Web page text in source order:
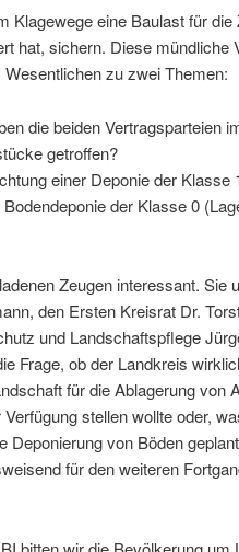
Klagewege eine Baulast für die
hat, sichern. Diese mündliche
zu zwei Themen:
die beiden Vertragsparteien
getroffen?
einer Deponie der Klasse
der Klasse 0
Zeugen interessant. Sie
den Ersten Kreisrat Dr.
und Landschaftspflege
Frage, ob der Landkreis
für die Ablagerung von
stellen wollte oder,
Deponierung von Böden
für den weiteren